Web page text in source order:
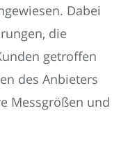
Dabei
die
getroffen
des Anbieters
Messgrößen und